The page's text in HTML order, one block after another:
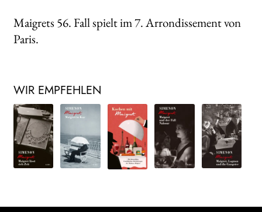
Maigrets 56. Fall spielt im 7. Arrondissement von
Paris.
WIR EMPFEHLEN